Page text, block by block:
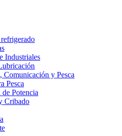
Industriales
Comunicación y Pesca
Pesca
Potencia
Cribado